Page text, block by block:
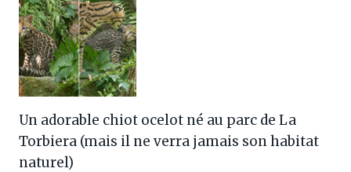
Un adorable chiot ocelot né au parc de La
Torbiera (mais il ne verra jamais son habitat
naturel)